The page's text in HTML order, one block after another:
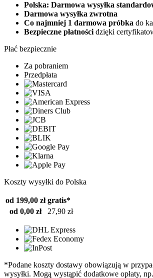
Polska: Darmowa wysyłka
Darmowa wysyłka zwrotna
Co najmniej 1 darmowa próbka do
Bezpieczne płatnościdzięki
Płać bezpiecznie
Za pobraniem
Przedpłata
Koszty wysyłki do Polska
od 199,00 zł gratis*
od 0,00 zł
27,90 zł
*Podane koszty dostawy obowiązują w
wysyłki. Mogą wystąpić dodatkowe opłaty,